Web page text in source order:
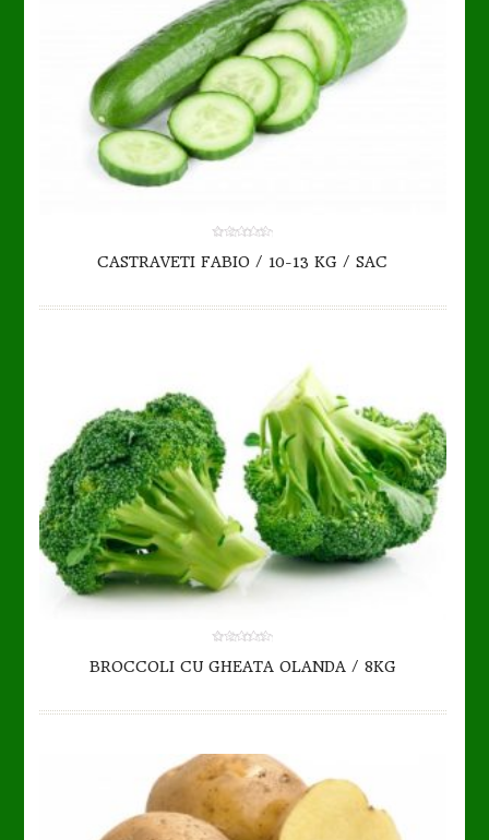
out
of
CASTRAVETI FABIO / 10-13 KG / SAC
out
of
BROCCOLI CU GHEATA OLANDA / 8KG